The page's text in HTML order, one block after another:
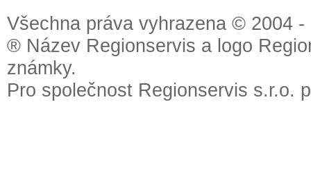
Všechna práva vyhrazena © 2004
® Název Regionservis a logo
známky.
Pro společnost Regionservis s.r.o.